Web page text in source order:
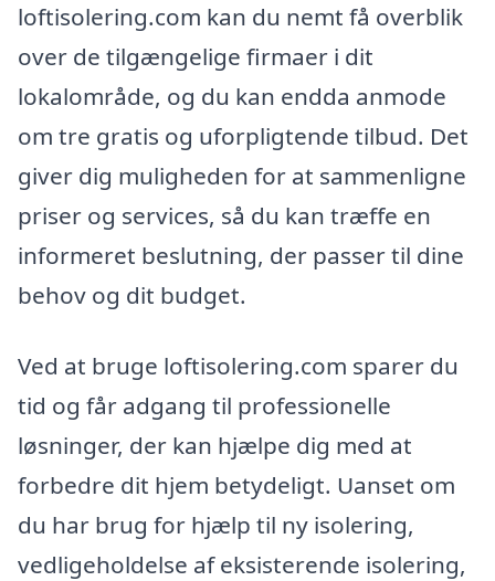
loftisolering.com kan du nemt få overblik
over de tilgængelige firmaer i dit
lokalområde, og du kan endda anmode
om tre gratis og uforpligtende tilbud. Det
giver dig muligheden for at sammenligne
priser og services, så du kan træffe en
informeret beslutning, der passer til dine
behov og dit budget.
Ved at bruge loftisolering.com sparer du
tid og får adgang til professionelle
løsninger, der kan hjælpe dig med at
forbedre dit hjem betydeligt. Uanset om
du har brug for hjælp til ny isolering,
vedligeholdelse af eksisterende isolering,